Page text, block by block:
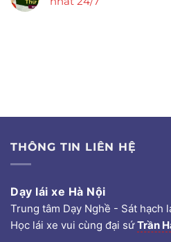
THÔNG TIN LIÊN HỆ
Dạy lái xe Hà Nội
Trung tâm Dạy Nghề - Sát hạch
Học lái xe vui cùng đại sứTrần